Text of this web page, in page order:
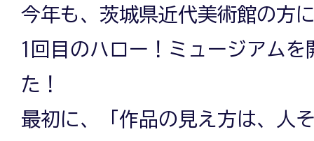
今年も、茨城県近代美術館の方
1回目のハロー！ミュージアム
た！
最初に、「作品の見え方は、人